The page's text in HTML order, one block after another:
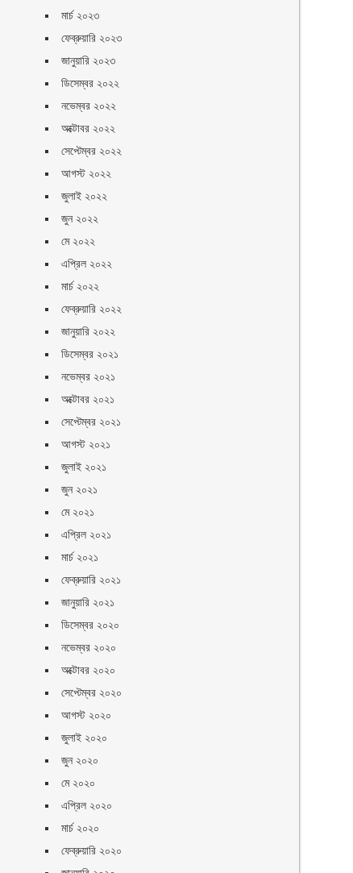
মার্চ ২০২৩
ফেব্রুয়ারি ২০২৩
জানুয়ারি ২০২৩
ডিসেম্বর ২০২২
নভেম্বর ২০২২
অক্টোবর ২০২২
সেপ্টেম্বর ২০২২
আগস্ট ২০২২
জুলাই ২০২২
জুন ২০২২
মে ২০২২
এপ্রিল ২০২২
মার্চ ২০২২
ফেব্রুয়ারি ২০২২
জানুয়ারি ২০২২
ডিসেম্বর ২০২১
নভেম্বর ২০২১
অক্টোবর ২০২১
সেপ্টেম্বর ২০২১
আগস্ট ২০২১
জুলাই ২০২১
জুন ২০২১
মে ২০২১
এপ্রিল ২০২১
মার্চ ২০২১
ফেব্রুয়ারি ২০২১
জানুয়ারি ২০২১
ডিসেম্বর ২০২০
নভেম্বর ২০২০
অক্টোবর ২০২০
সেপ্টেম্বর ২০২০
আগস্ট ২০২০
জুলাই ২০২০
জুন ২০২০
মে ২০২০
এপ্রিল ২০২০
মার্চ ২০২০
ফেব্রুয়ারি ২০২০